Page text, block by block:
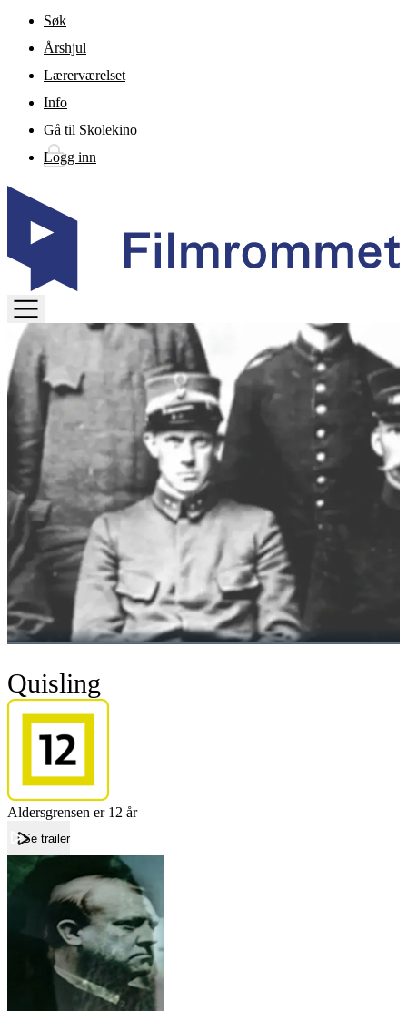
Gå til hovedinnhold
Søk
Årshjul
Lærerværelset
Info
Gå til Skolekino
Logg inn
TOGGLE
Quisling
Aldersgrensen er 12 år
Se trailer
Forside Quisling
Quisling
Forfatter:
Leverandør:
Norgesfilm AS